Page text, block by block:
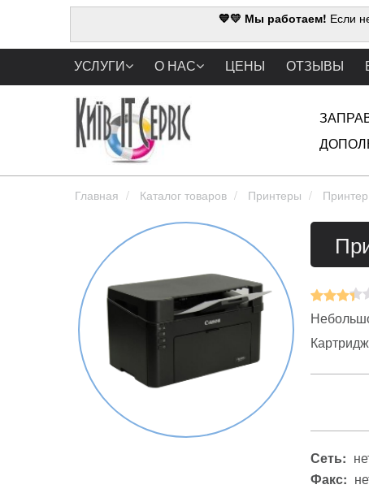
💙💛 Мы работаем! Если
УСЛУГИ О НАС ЦЕНЫ ОТЗЫВЫ
Главная Каталог товаров Принтеры
Сеть:
Факс: